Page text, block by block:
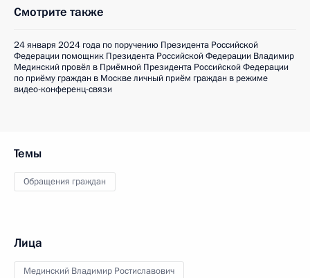
Смотрите также
24 января 2024 года по поручению Президента Российской
Федерации помощник Президента Российской Федерации Владимир
Мединский провёл в Приёмной Президента Российской Федерации
по приёму граждан в Москве личный приём граждан в режиме
видео-конференц-связи
Темы
Обращения граждан
Лица
Мединский Владимир Ростиславович